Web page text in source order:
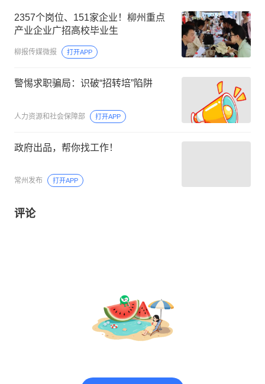
2357个岗位、151家企业！柳州重点
产业企业广招高校毕业生
柳报传媒微报 打开APP
警惕求职骗局：识破“招转培”陷阱
人力资源和社会保障部 打开APP
政府出品，帮你找工作！
常州发布 打开APP
评论